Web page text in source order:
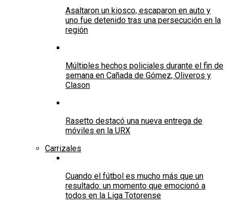
Asaltaron un kiosco, escaparon en auto y
uno fue detenido tras una persecución en la
región
Múltiples hechos policiales durante el fin de
semana en Cañada de Gómez, Oliveros y
Clason
Rasetto destacó una nueva entrega de
móviles en la URX
Carrizales
Cuando el fútbol es mucho más que un
resultado: un momento que emocionó a
todos en la Liga Totorense